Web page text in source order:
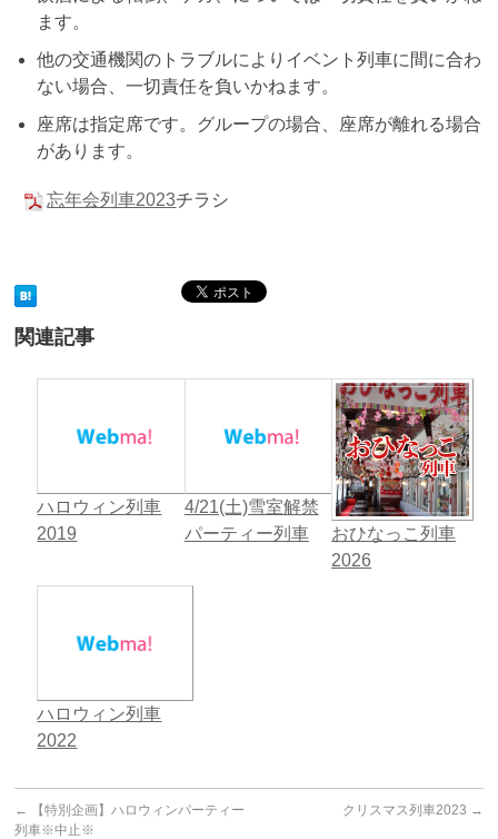
ます。
他の交通機関のトラブルによりイベント列車に間に合わ
ない場合、一切責任を負いかねます。
座席は指定席です。グループの場合、座席が離れる場合
があります。
忘年会列車2023チラシ
関連記事
ハロウィン列車
2019
4/21(土)雪室解禁
パーティー列車
おひなっこ列車
2026
ハロウィン列車
2022
←
【特別企画】ハロウィンパーティー
列車※中止※
クリスマス列車2023 →